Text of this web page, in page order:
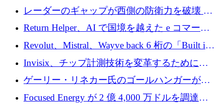
に買収される
レーダーのギャップが西側の防衛力を破壊 —
そしてベルリンのチップスタートアップがそ
れを埋める
Return Helper、AI で国境を越えた e コマース
の返品を利益に変えるシリーズ A で 400 万ド
ルを調達
Revolut、Mistral、Wayve back 6 桁の「Built in
Europe」キャンペーン
Invisix、チップ計測技術を変革するために
2,000 万ユーロのシードラウンドを完了
ゲーリー・リネカー氏のゴールハンガーがVC
事業を開始
Focused Energy が 2 億 4,000 万ドルを調達、